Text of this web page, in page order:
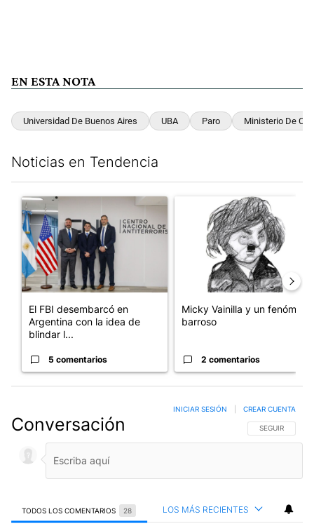
EN ESTA NOTA
Universidad De Buenos Aires UBA Paro Ministerio De
Noticias en Tendencia
Un artículo de tendencia con el título "El FBI desembarcó en
El FBI desembarcó en
Argentina con la idea de
blindar l...
5 comentarios
Un artículo de tendencia
Micky Vainilla y un fenómeno
barroso
2 comentarios
Conversación SIGA ESTA
SEGUIR
INICIAR SESIÓN CREAR CUENTA
TODOS LOS COMENTARIOS 28 LOS MÁS RECIENTES